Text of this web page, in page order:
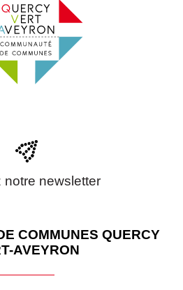
notre newsletter
COMMUNES QUERCY
AVEYRON